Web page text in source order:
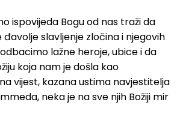
ispovijeda Bogu od nas traži da
slavljenje zločina i njegovih
lažne heroje, ubice i da
koja nam je došla kao
vijest, kazana ustima navjestitelja
neka je na sve njih Božiji mir